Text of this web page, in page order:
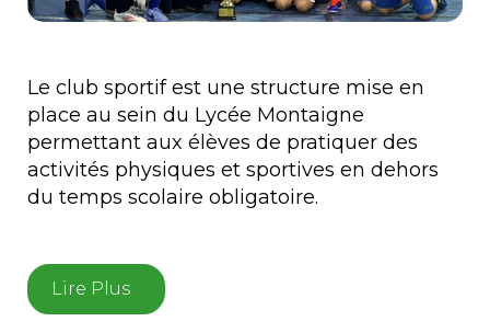
Le club sportif est une structure mise en
place au sein du Lycée Montaigne
permettant aux élèves de pratiquer des
activités physiques et sportives en dehors
du temps scolaire obligatoire.
Lire Plus